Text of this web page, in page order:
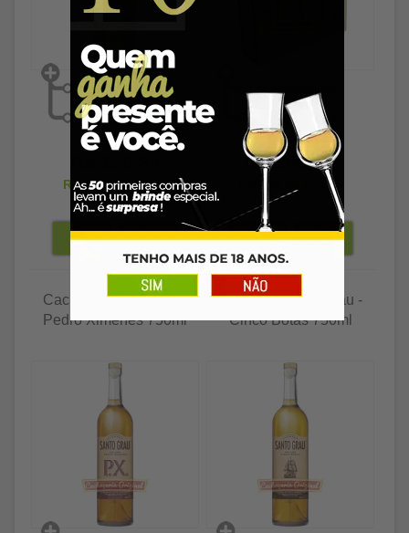
R$ 125,02à vista
R$ 250,89
R$ 243,36 à vista
Cachaça Santo Grau -
Pedro Ximenes 750ml
Cachaça Santo Grau -
Cinco Botas 750ml